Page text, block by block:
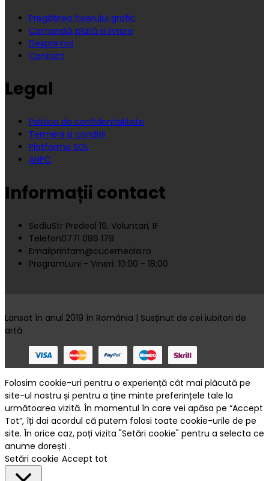
Pregătirea fișierului grafic
Comandă, plată și livrare
Despre noi
Contact
Legal
Politica de confidențialitate
Termeni și condiții
Platforma SOL
ANPC
Informații contact
SediuStr Predeal 19, Voluntari, IF
Telefon0771 086 179
Emailprintam@cucerneala.ro
ProgramLuni - Vineri: 10:00 - 18:00
Lansat în anul 2019 în România | Susținut de cei iubitori de
artă
Folosim cookie-uri pentru o experiență cât mai plăcută pe
site-ul nostru și pentru a ține minte preferințele tale la
următoarea vizită. În momentul în care vei apăsa pe “Accept
Tot”, îți dai acordul că putem folosi toate cookie-urile de pe
site. În orice caz, poți vizita "Setări cookie" pentru a selecta ce
anume dorești .
Setări cookie Accept tot